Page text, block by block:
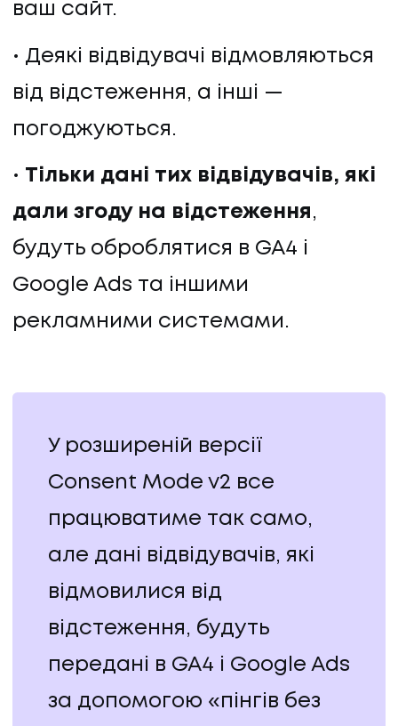
ваш сайт.
Деякі відвідувачі відмовляються
від відстеження, а інші —
погоджуються.
Тільки дані тих відвідувачів, які
дали згоду на відстеження,
будуть оброблятися в GA4 і
Google Ads та іншими
рекламними системами.
У розширеній версії
Consent Mode v2 все
працюватиме так само,
але дані відвідувачів, які
відмовилися від
відстеження, будуть
передані в GA4 і Google Ads
за допомогою «пінгів без